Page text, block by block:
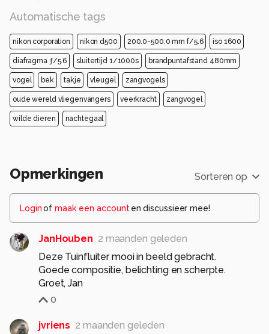
Automatische tags
nikon corporation nikon d500 200.0-500.0 mm f/5.6 iso 1600
diafragma ƒ/5.6 sluitertijd 1/1000s brandpuntafstand 480mm
vogel bek takje vleugel zangvogels
oude wereld vliegenvangers veerkracht zangvogel
wilde dieren nachtegaal
Opmerkingen Sorteren op
Loginof maak een account en discussieer mee!
JanHouben 2 maanden geleden
Deze Tuinfluiter mooi in beeld gebracht.
Goede compositie, belichting en scherpte.
Groet, Jan
0
jvriens 2 maanden geleden